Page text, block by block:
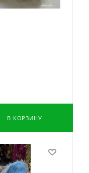
В КОРЗИНУ